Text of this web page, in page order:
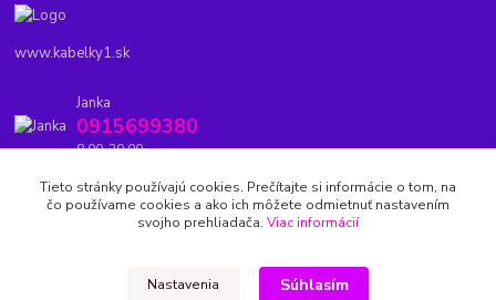
www.kabelky1.sk
Janka
0915699380
8.00-20.00
kabelky1.sk@gmail.com
Tieto stránky používajú cookies. Prečítajte si informácie o tom, na
čo používame cookies a ako ich môžete odmietnuť nastavením
svojho prehliadača. Viac informácií
Nastavenia Súhlasím